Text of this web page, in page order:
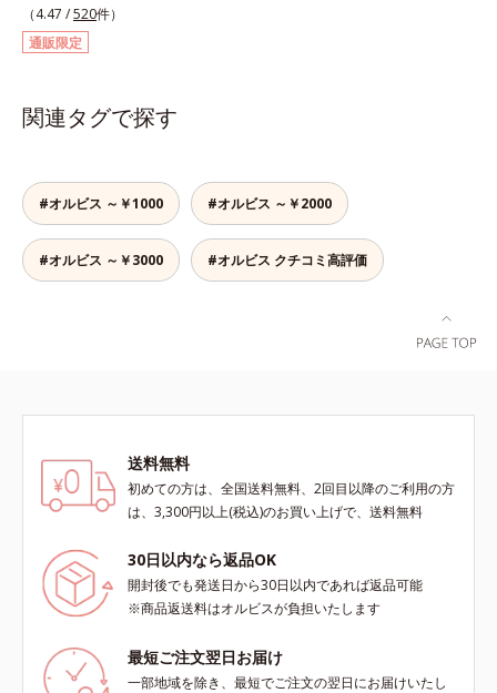
ラス葉/茎エキス、マンダリンオレ
ンジ果皮エキス、センチフォリアバ
ラ花エキス、セイヨウミザクラ果実
花エキス（すべて保湿成分）
こちら・エッセンスインヘアオイル
成分の働きで、臭いをカバー。レモ
ンとミントが香るさわやかな息が続
きます。
（4.47 /520件）
通販限定
関連タグで探す
#オルビス ～￥1000 #オルビス ～￥2000
#オルビス ～￥3000 #オルビス クチコミ高評価
送料無料
初めての方は、全国送料無料、2回目以降のご利用の方
は、3,300円以上(税込)のお買い上げで、送料無料
30日以内なら返品OK
開封後でも発送日から30日以内であれば返品可能
※商品返送料はオルビスが負担いたします
最短ご注文翌日お届け
一部地域を除き、最短でご注文の翌日にお届けいたし